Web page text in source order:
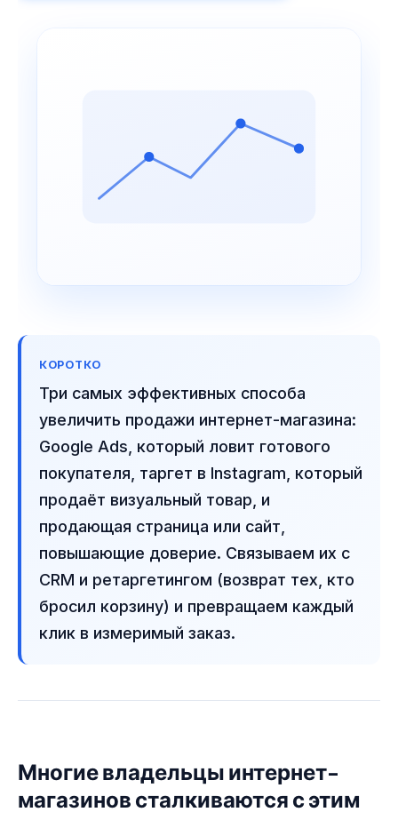
КОРОТКО
Три самых эффективных способа
увеличить продажи интернет-магазина:
Google Ads, который ловит готового
покупателя, таргет в Instagram, который
продаёт визуальный товар, и
продающая страница или сайт,
повышающие доверие. Связываем их с
CRM и ретаргетингом (возврат тех, кто
бросил корзину) и превращаем каждый
клик в измеримый заказ.
Многие владельцы интернет-
магазинов сталкиваются с этим